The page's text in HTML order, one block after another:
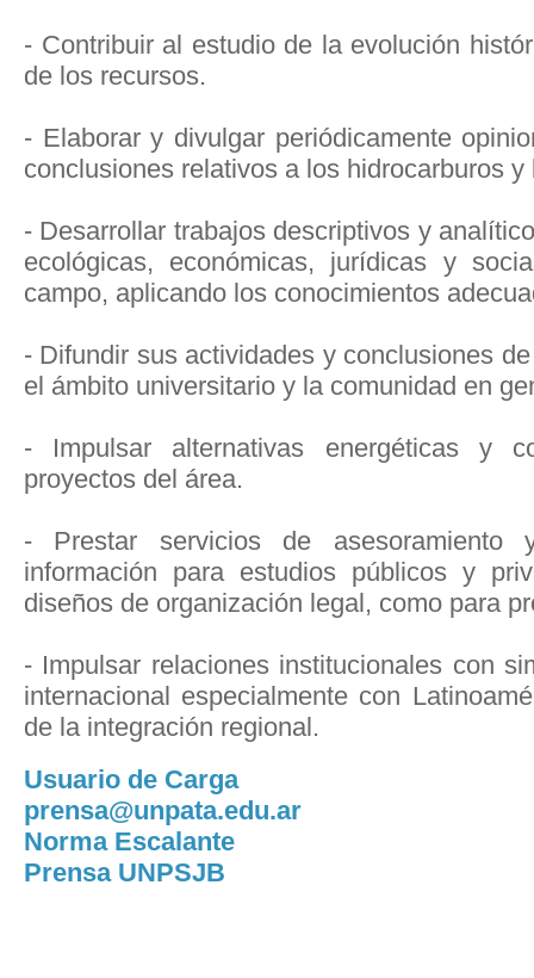
- Contribuir al estudio de la evolución
de los recursos.
- Elaborar y divulgar periódicamente
conclusiones relativos a los hidrocarburos y
- Desarrollar trabajos descriptivos y
ecológicas, económicas, jurídicas y
campo, aplicando los conocimientos
- Difundir sus actividades y conclusiones
el ámbito universitario y la comunidad en
- Impulsar alternativas energéticas y
proyectos del área.
- Prestar servicios de
información para estudios públicos y
diseños de organización legal, como para
- Impulsar relaciones institucionales con
internacional especialmente con
de la integración regional.
Usuario de Carga
prensa@unpata.edu.ar
Norma Escalante
Prensa UNPSJB